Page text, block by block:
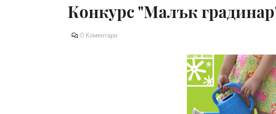
Конкурс "Малък
0 Коментари